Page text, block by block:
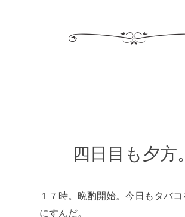
四日目も夕方。
１７時。晩酌開始。今日もタバ
にすんだ。